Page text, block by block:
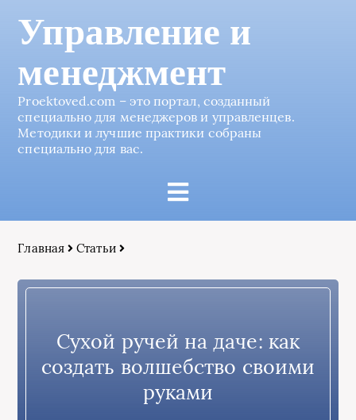
Управление и
менеджмент
Proektoved.com – это портал, созданный
специально для менеджеров и управленцев.
Методики и лучшие практики собраны
специально для вас.
Главная Статьи
Сухой ручей на даче: как
создать волшебство своими
руками